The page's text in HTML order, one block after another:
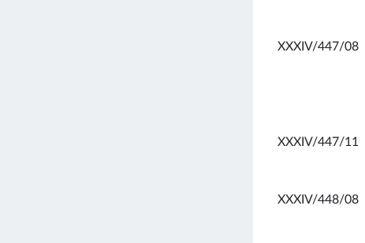
XXXIV/447/08
XXXIV/447/11
XXXIV/448/08